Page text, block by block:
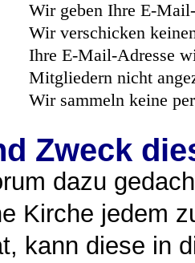
Wir geben Ihre E-
Wir verschicken
Ihre E-Mail-Adresse
Mitgliedern nicht
Wir sammeln keine
Zweck
dazu
Kirche jedem
kann diese in